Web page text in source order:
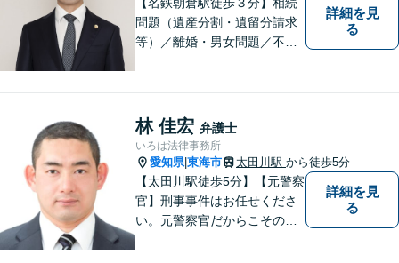
問題（遺産分割・遺留分請求
等）／離婚・男女問題／不動
多数。
詳細を見
る
林 佳宏 弁護士
いろは法律事務所
愛知県|東海市 太田川駅 から徒歩5分
【太田川駅徒歩5分】【元警察
官】刑事事件はお任せくださ
い。元警察官だからこその視
詳細を見
る